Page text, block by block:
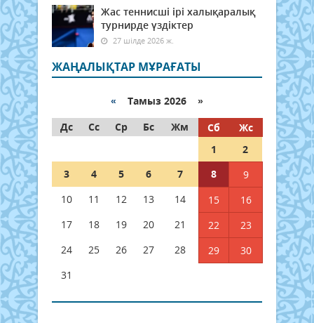
Жас теннисші ірі халықаралық
турнирде үздіктер
27 шілде 2026 ж.
ЖАҢАЛЫҚТАР МҰРАҒАТЫ
« Тамыз 2026 »
Дс
Сс Ср Бс Жм Сб
Жс
1
2
3
4 5 6 7 8
9
10
11 12 13 14 15
16
17
18 19 20 21 22
23
24
25 26 27 28 29
30
31